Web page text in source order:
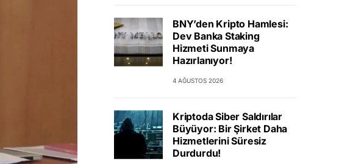
BNY’den Kripto Hamlesi:
Dev Banka Staking
Hizmeti Sunmaya
Hazırlanıyor!
4 AĞUSTOS 2026
Kriptoda Siber Saldırılar
Büyüyor: Bir Şirket Daha
Hizmetlerini Süresiz
Durdurdu!